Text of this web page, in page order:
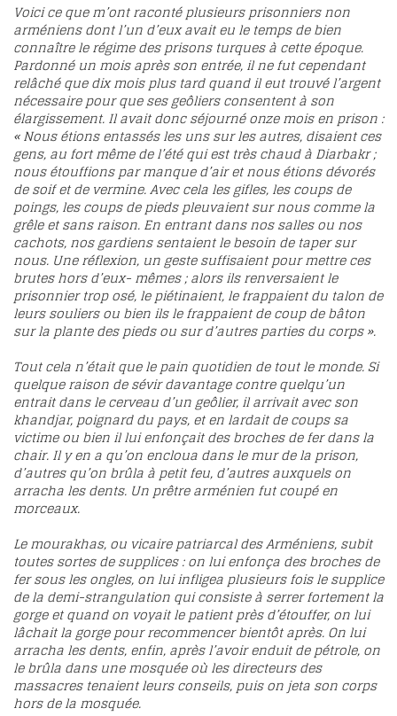
Voici ce que m’ont raconté plusieurs prisonniers non
arméniens dont l’un d’eux avait eu le temps de bien
connaître le régime des prisons turques à cette époque.
Pardonné un mois après son entrée, il ne fut cependant
relâché que dix mois plus tard quand il eut trouvé l’argent
nécessaire pour que ses geôliers consentent à son
élargissement. Il avait donc séjourné onze mois en prison :
« Nous étions entassés les uns sur les autres, disaient ces
gens, au fort même de l’été qui est très chaud à Diarbakr ;
nous étouffions par manque d’air et nous étions dévorés
de soif et de vermine. Avec cela les gifles, les coups de
poings, les coups de pieds pleuvaient sur nous comme la
grêle et sans raison. En entrant dans nos salles ou nos
cachots, nos gardiens sentaient le besoin de taper sur
nous. Une réflexion, un geste suffisaient pour mettre ces
brutes hors d’eux- mêmes ; alors ils renversaient le
prisonnier trop osé, le piétinaient, le frappaient du talon de
leurs souliers ou bien ils le frappaient de coup de bâton
sur la plante des pieds ou sur d’autres parties du corps ».
Tout cela n’était que le pain quotidien de tout le monde. Si
quelque raison de sévir davantage contre quelqu’un
entrait dans le cerveau d’un geôlier, il arrivait avec son
khandjar, poignard du pays, et en lardait de coups sa
victime ou bien il lui enfonçait des broches de fer dans la
chair. Il y en a qu’on encloua dans le mur de la prison,
d’autres qu’on brûla à petit feu, d’autres auxquels on
arracha les dents. Un prêtre arménien fut coupé en
morceaux.
Le mourakhas, ou vicaire patriarcal des Arméniens, subit
toutes sortes de supplices : on lui enfonça des broches de
fer sous les ongles, on lui infligea plusieurs fois le supplice
de la demi-strangulation qui consiste à serrer fortement la
gorge et quand on voyait le patient près d’étouffer, on lui
lâchait la gorge pour recommencer bientôt après. On lui
arracha les dents, enfin, après l’avoir enduit de pétrole, on
le brûla dans une mosquée où les directeurs des
massacres tenaient leurs conseils, puis on jeta son corps
hors de la mosquée.